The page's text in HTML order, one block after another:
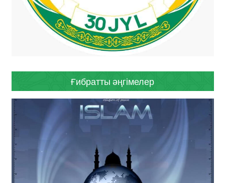
Ғибратты әңгімелер